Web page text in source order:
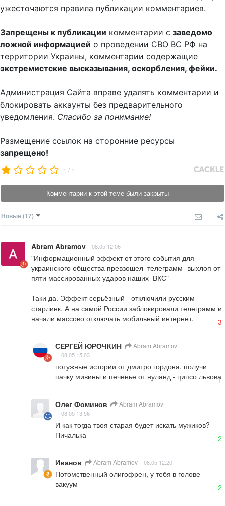
ужесточаются правила публикации комментариев.
Запрещены к публикации комментарии с заведомо
ложной информацией о проведении СВО ВС РФ на
территории Украины, комментарии содержащие
экстремистские высказывания, оскорбления, фейки.
Администрация Сайта вправе удалять комментарии и
блокировать аккаунты без предварительного
уведомления. Спасибо за понимание!
Размещение ссылок на сторонние ресурсы
запрещено!
1 / 1
Комментарии к этой теме были закрыты
Новые (17)
Abram Abramov 08.05 12:06
"Информационный эффект от этого события для
украинского общества превзошел  телеграмм- выхлоп от
пяти массированных ударов наших  ВКС"
Таки да. Эффект серьёзный - отключили русским
старлинк. А на самой России заблокировали телеграмм и
начали массово отключать мобильный интернет.
-3
СЕРГЕЙ ЮРОЧКИН Abram Abramov
08.05 15:03
потужные истории от дмитро гордона, получи
пачку мивины и печенье от нуланд - ципсо львова
1
Олег Фоминов Abram Abramov
08.05 13:56
И как тогда твоя старая будет искать мужиков?
Пичалька
2
Иванов Abram Abramov 08.05 12:20
Потомственный олигофрен, у тебя в голове
вакуум
2